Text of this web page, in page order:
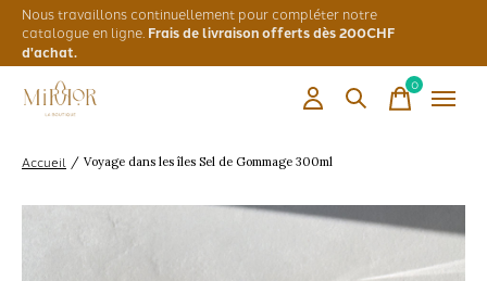
Nous travaillons continuellement pour compléter notre
catalogue en ligne. Frais de livraison offerts dès 200CHF
d'achat.
0items
Accueil / Voyage dans les îles Sel de Gommage 300ml